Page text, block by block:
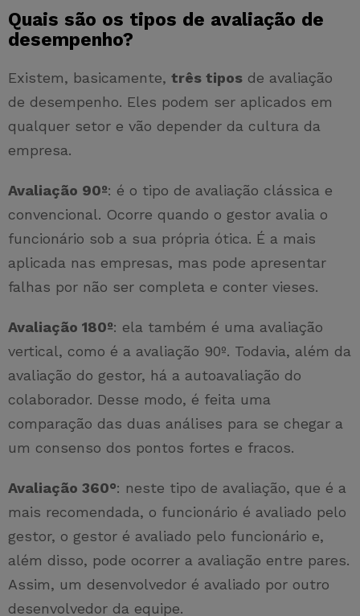
Quais são os tipos de avaliação de
desempenho?
Existem, basicamente, três tipos de avaliação
de desempenho. Eles podem ser aplicados em
qualquer setor e vão depender da cultura da
empresa.
Avaliação 90º: é o tipo de avaliação clássica e
convencional. Ocorre quando o gestor avalia o
funcionário sob a sua própria ótica. É a mais
aplicada nas empresas, mas pode apresentar
falhas por não ser completa e conter vieses.
Avaliação 180º: ela também é uma avaliação
vertical, como é a avaliação 90º. Todavia, além da
avaliação do gestor, há a autoavaliação do
colaborador. Desse modo, é feita uma
comparação das duas análises para se chegar a
um consenso dos pontos fortes e fracos.
Avaliação 360°: neste tipo de avaliação, que é a
mais recomendada, o funcionário é avaliado pelo
gestor, o gestor é avaliado pelo funcionário e,
além disso, pode ocorrer a avaliação entre pares.
Assim, um desenvolvedor é avaliado por outro
desenvolvedor da equipe.